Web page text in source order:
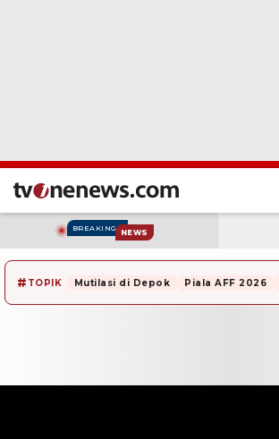
BREAKING NEWS
# TOPIK Mutilasi di Depok Piala AFF 2026